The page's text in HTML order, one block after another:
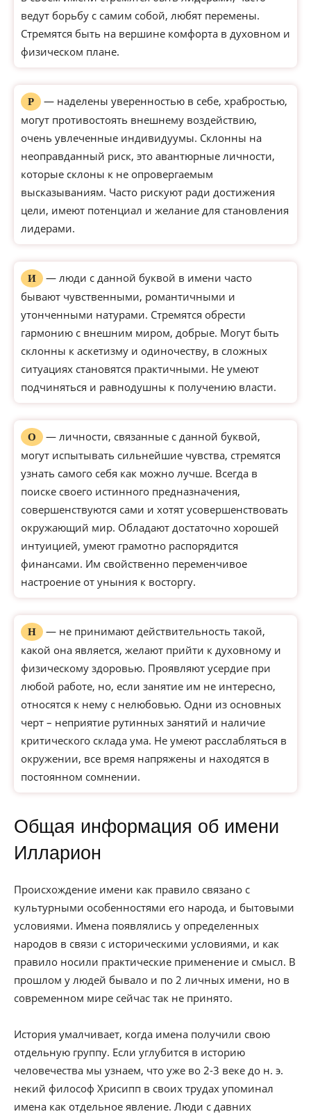
ведут борьбу с самим собой, любят перемены.
Стремятся быть на вершине комфорта в духовном и
физическом плане.
Р
— наделены уверенностью в себе, храбростью,
могут противостоять внешнему воздействию,
очень увлеченные индивидуумы. Склонны на
неоправданный риск, это авантюрные личности,
которые склоны к не опровергаемым
высказываниям. Часто рискуют ради достижения
цели, имеют потенциал и желание для становления
лидерами.
И
— люди с данной буквой в имени часто
бывают чувственными, романтичными и
утонченными натурами. Стремятся обрести
гармонию с внешним миром, добрые. Могут быть
склонны к аскетизму и одиночеству, в сложных
ситуациях становятся практичными. Не умеют
подчиняться и равнодушны к получению власти.
О
— личности, связанные с данной буквой,
могут испытывать сильнейшие чувства, стремятся
узнать самого себя как можно лучше. Всегда в
поиске своего истинного предназначения,
совершенствуются сами и хотят усовершенствовать
окружающий мир. Обладают достаточно хорошей
интуицией, умеют грамотно распорядится
финансами. Им свойственно переменчивое
настроение от уныния к восторгу.
Н
— не принимают действительность такой,
какой она является, желают прийти к духовному и
физическому здоровью. Проявляют усердие при
любой работе, но, если занятие им не интересно,
относятся к нему с нелюбовью. Одни из основных
черт – неприятие рутинных занятий и наличие
критического склада ума. Не умеют расслабляться в
окружении, все время напряжены и находятся в
постоянном сомнении.
Общая информация об имени
Илларион
Происхождение имени как правило связано с
культурными особенностями его народа, и бытовыми
условиями. Имена появлялись у определенных
народов в связи с историческими условиями, и как
правило носили практические применение и смысл. В
прошлом у людей бывало и по 2 личных имени, но в
современном мире сейчас так не принято.
История умалчивает, когда имена получили свою
отдельную группу. Если углубится в историю
человечества мы узнаем, что уже во 2-3 веке до н. э.
некий философ Хрисипп в своих трудах упоминал
имена как отдельное явление. Люди с давних